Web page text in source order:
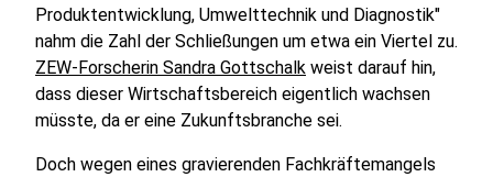
Produktentwicklung, Umwelttechnik und Diagnostik"
nahm die Zahl der Schließungen um etwa ein Viertel zu.
ZEW-Forscherin Sandra Gottschalk weist darauf hin,
dass dieser Wirtschaftsbereich eigentlich wachsen
müsste, da er eine Zukunftsbranche sei.
Doch wegen eines gravierenden Fachkräftemangels